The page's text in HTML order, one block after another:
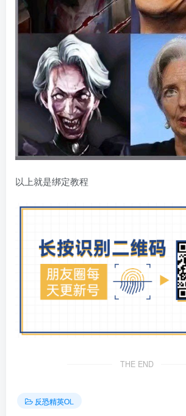
以上就是绑定教程
THE END
反恐精英OL